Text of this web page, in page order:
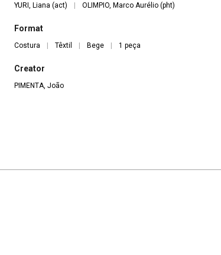
YURI, Liana (act) | OLIMPIO, Marco Aurélio (pht)
Format
Costura Têxtil Bege 1 peça
Creator
PIMENTA, João